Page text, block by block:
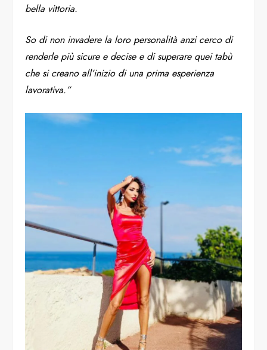
bella vittoria.
So di non invadere la loro personalità anzi cerco di
renderle più sicure e decise e di superare quei tabù
che si creano all’inizio di una prima esperienza
lavorativa.”